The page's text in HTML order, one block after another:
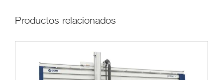
Productos relacionados